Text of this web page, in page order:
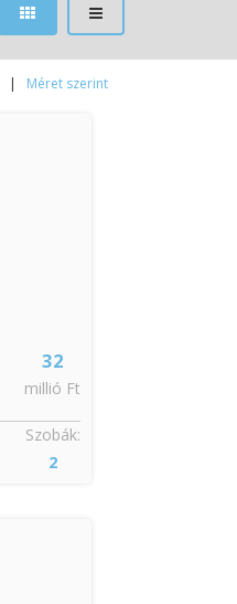
| Méret szerint
32
millió Ft
Szobák:
2